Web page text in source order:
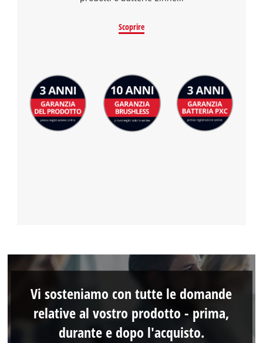
Scoprire
Vi sosteniamo con tutte le domande
relative al vostro prodotto - prima,
durante e dopo l'acquisto.